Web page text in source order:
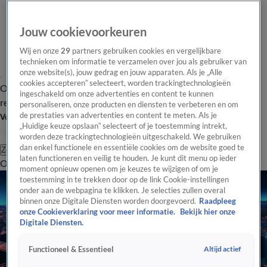
Overzicht Laatste nieuws Regionieuws Het beste van Hart
Tip de
redactie
Volg Hart van Nederland
Zoeken
OverzichtRegioUitzendingenWeerTip de redactiePanelVideo's
Jouw cookievoorkeuren
Wij en onze29 partners gebruiken cookies en vergelijkbare
technieken om informatie te verzamelen over jou als gebruiker van
onze website(s), jouw gedrag en jouw apparaten. Als je „Alle
cookies accepteren” selecteert, worden trackingtechnologieën
ingeschakeld om onze advertenties en content te kunnen
personaliseren, onze producten en diensten te verbeteren en om
de prestaties van advertenties en content te meten. Als je
„Huidige keuze opslaan” selecteert of je toestemming intrekt,
worden deze trackingtechnologieën uitgeschakeld. We gebruiken
dan enkel functionele en essentiële cookies om de website goed te
laten functioneren en veilig te houden. Je kunt dit menu op ieder
moment opnieuw openen om je keuzes te wijzigen of om je
toestemming in te trekken door op de link Cookie-instellingen
onder aan de webpagina te klikken. Je selecties zullen overal
binnen onze Digitale Diensten worden doorgevoerd. Raadpleeg
onze Cookieverklaring voor meer informatie.
Bekijk hier onze
Digitale Diensten.
Functioneel & Essentieel Altijd actief